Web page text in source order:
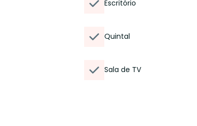
Escritório
Quintal
Sala de TV